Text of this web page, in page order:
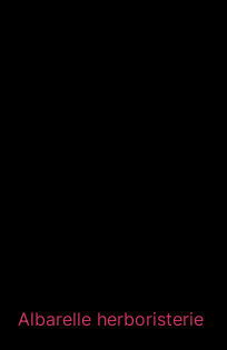
Albarelle herboristerie